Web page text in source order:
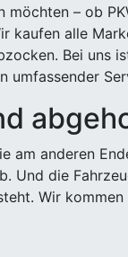
möchten – ob
kaufen alle
Bei uns
umfassender
am anderen
Und die
Wir